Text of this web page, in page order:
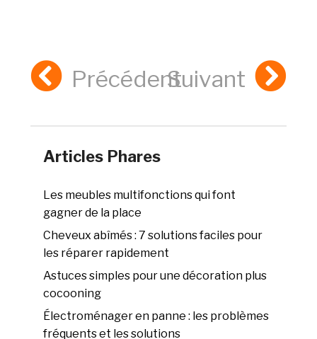
PrécédentSuivant
Articles Phares
Les meubles multifonctions qui font
gagner de la place
Cheveux abîmés : 7 solutions faciles pour
les réparer rapidement
Astuces simples pour une décoration plus
cocooning
Électroménager en panne : les problèmes
fréquents et les solutions